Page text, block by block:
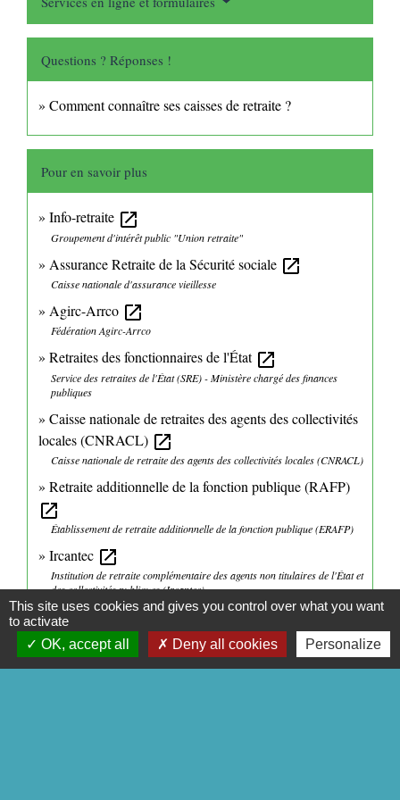
Questions ? Réponses !
Comment connaître ses caisses de retraite ?
Pour en savoir plus
Info-retraite open_in_new
Groupement d'intérêt public "Union retraite"
Assurance Retraite de la Sécurité sociale open_in_new
Caisse nationale d'assurance vieillesse
Agirc-Arrco open_in_new
Fédération Agirc-Arrco
Retraites des fonctionnaires de l'État open_in_new
Service des retraites de l'État (SRE) - Ministère chargé des finances
publiques
Caisse nationale de retraites des agents des collectivités
locales (CNRACL) open_in_new
Caisse nationale de retraite des agents des collectivités locales (CNRACL)
Retraite additionnelle de la fonction publique (RAFP)
open_in_new
Établissement de retraite additionnelle de la fonction publique (ERAFP)
Ircantec open_in_new
Institution de retraite complémentaire des agents non titulaires de l'État et
des collectivités publiques (Ircantec)
Pour bien vieillir
Santé publique France
This site uses cookies and gives you control over what you want
to activate
OK, accept all
Deny all cookies Personalize